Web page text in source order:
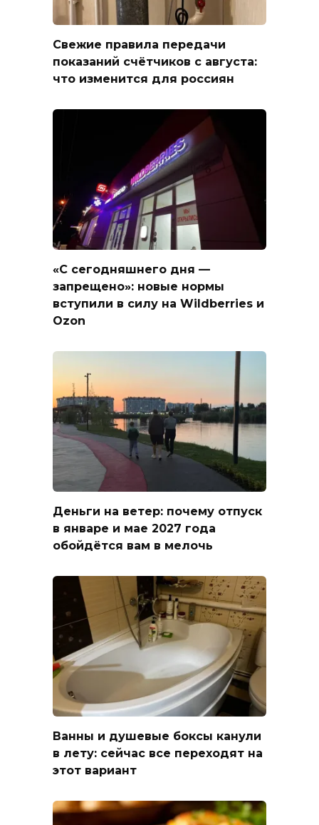
Свежие правила передачи
показаний счётчиков с августа:
что изменится для россиян
«С сегодняшнего дня —
запрещено»: новые нормы
вступили в силу на Wildberries и
Ozon
Деньги на ветер: почему отпуск
в январе и мае 2027 года
обойдётся вам в мелочь
Ванны и душевые боксы канули
в лету: сейчас все переходят на
этот вариант